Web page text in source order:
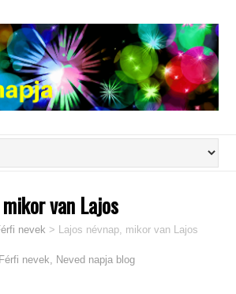
van Lajos
nevek > Lajos névnap, mikor van Lajos
Férfi nevek Neved napja blog